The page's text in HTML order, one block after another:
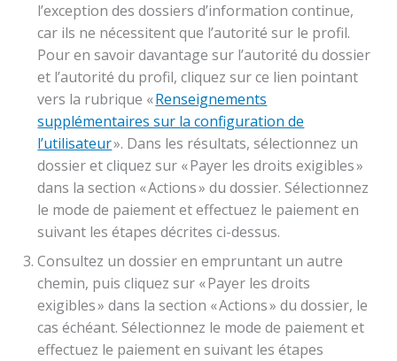
l’exception des dossiers d’information continue,
car ils ne nécessitent que l’autorité sur le profil.
Pour en savoir davantage sur l’autorité du dossier
et l’autorité du profil, cliquez sur ce lien pointant
vers la rubrique «Renseignements
supplémentaires sur la configuration de
l’utilisateur». Dans les résultats, sélectionnez un
dossier et cliquez sur « Payer les droits exigibles »
dans la section « Actions » du dossier. Sélectionnez
le mode de paiement et effectuez le paiement en
suivant les étapes décrites ci-dessus.
Consultez un dossier en empruntant un autre
chemin, puis cliquez sur « Payer les droits
exigibles » dans la section « Actions » du dossier, le
cas échéant. Sélectionnez le mode de paiement et
effectuez le paiement en suivant les étapes